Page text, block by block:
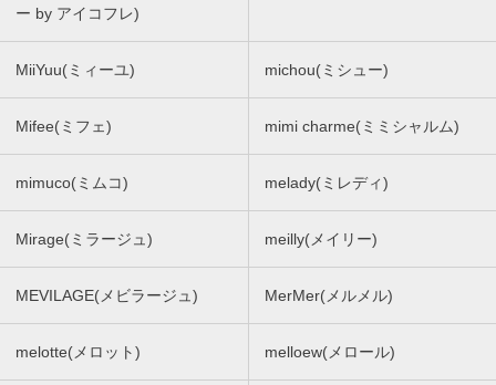
ー by アイコフレ)
MiiYuu(ミィーユ) michou(ミシュー)
Mifee(ミフェ) mimi charme(ミミシャルム)
mimuco(ミムコ) melady(ミレディ)
Mirage(ミラージュ) meilly(メイリー)
MEVILAGE(メビラージュ) MerMer(メルメル)
melotte(メロット) melloew(メロール)